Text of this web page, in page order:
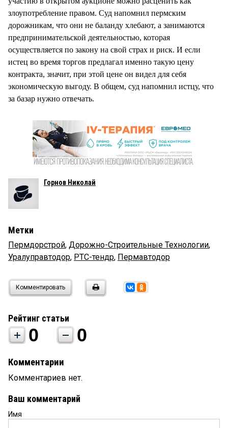
злоупотребление правом. Суд напомнил пермским
дорожникам, что они не баланду хлебают, а занимаются
предпринимательской деятельностью, которая
осуществляется по закону на свой страх и риск. И если
истец во время торгов предлагал именно такую цену
контракта, значит, при этой цене он видел для себя
экономическую выгоду. В общем, суд напомнил истцу, что
за базар нужно отвечать.
Горнов Николай
Метки
Пермдорстрой, Дорожно-Строительные Технологии,
Уралуправтодор, РТС-тендр, Пермавтодор
Комментировать
Рейтинг статьи
0 0
Комментарии
Комментариев нет.
Ваш комментарий
Имя